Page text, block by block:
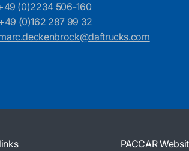
(0)2234 506-160
(0)162 287 99 32
PACCAR